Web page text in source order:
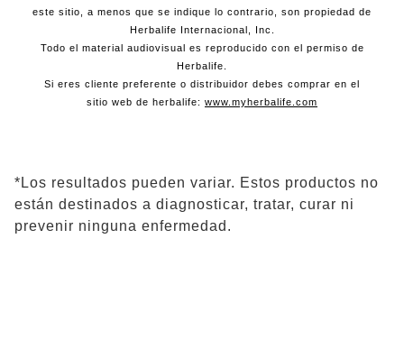
este sitio, a menos que se indique lo contrario, son propiedad de
Herbalife Internacional, Inc.
Todo el material audiovisual es reproducido con el permiso de
Herbalife.
Si eres cliente preferente o distribuidor debes comprar en el
sitio web de herbalife: www.myherbalife.com
*Los resultados pueden variar. Estos productos no
están destinados a diagnosticar, tratar, curar ni
prevenir ninguna enfermedad.